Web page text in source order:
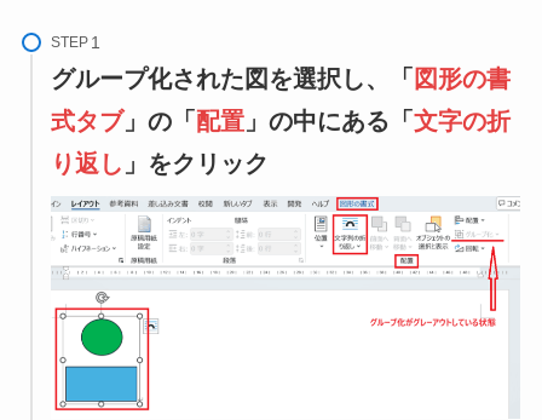
STEP
グループ化された図を選択し、「図形の書
式タブ」の「配置」の中にある「文字の折
り返し 」をクリック